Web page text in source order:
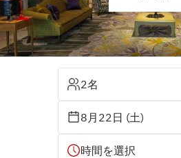
2名
8月22日 (土)
時間を選択